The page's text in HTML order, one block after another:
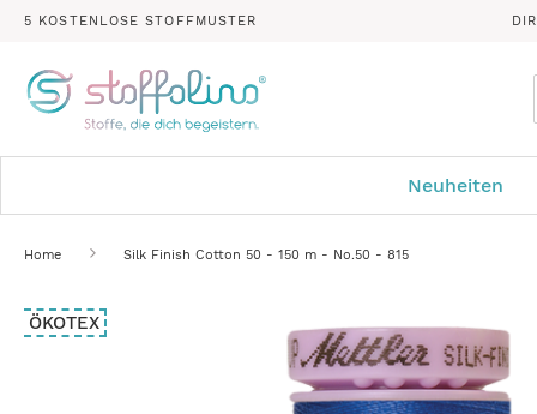
5 KOSTENLOSE STOFFMUSTER
Neuheiten
Home Silk Finish Cotton 50 - 150 m - No.50 - 815
Zum
Ende
ÖKOTEX